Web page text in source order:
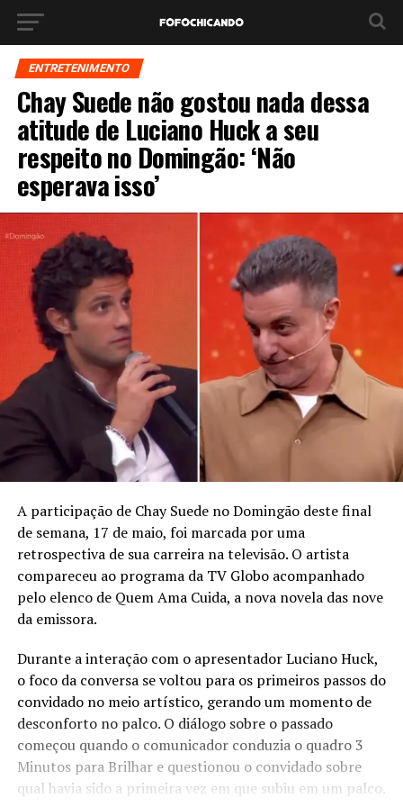
ENTRETENIMENTO
Chay Suede não gostou nada dessa
atitude de Luciano Huck a seu
respeito no Domingão: ‘Não
esperava isso’
A participação de Chay Suede no Domingão deste final
de semana, 17 de maio, foi marcada por uma
retrospectiva de sua carreira na televisão. O artista
compareceu ao programa da TV Globo acompanhado
pelo elenco de Quem Ama Cuida, a nova novela das nove
da emissora.
Durante a interação com o apresentador Luciano Huck,
o foco da conversa se voltou para os primeiros passos do
convidado no meio artístico, gerando um momento de
desconforto no palco. O diálogo sobre o passado
começou quando o comunicador conduzia o quadro 3
Minutos para Brilhar e questionou o convidado sobre
qual havia sido a primeira vez em que subiu em um palco.